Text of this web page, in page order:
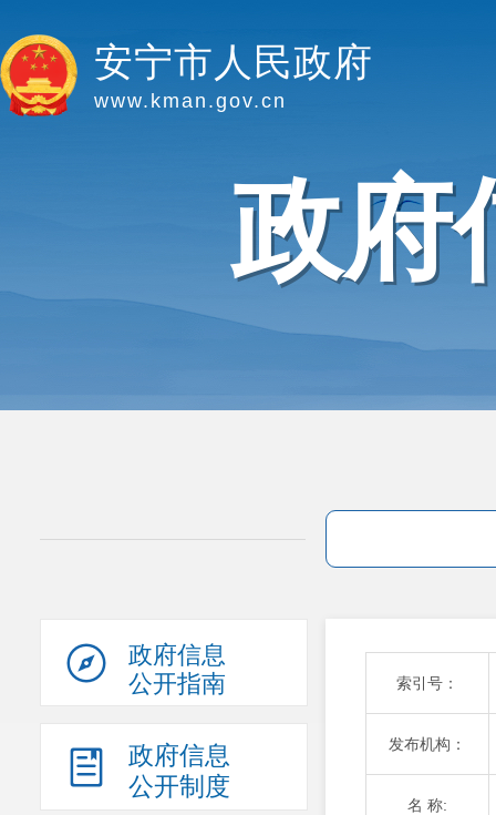
安宁市人民政府
www.kman.gov.cn
政府
政府信息
公开指南
政府信息
公开制度
索引号：
发布机构：
名 称: